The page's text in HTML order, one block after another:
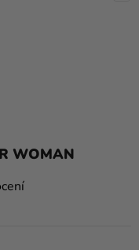
WOMAN